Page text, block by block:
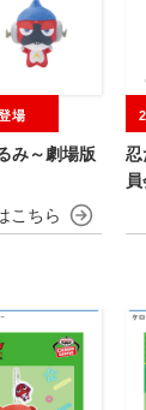
み～劇場版
場
忍